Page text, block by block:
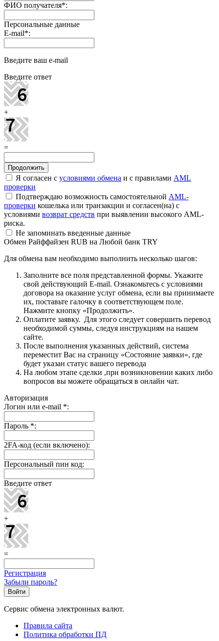
ФИО получателя*:
Персональные данные
E-mail*:
Введите ваш e-mail
Введите ответ
+
=
Я согласен с условиями обмена и с правилами AML
проверки
Подтверждаю возможность самостоятельной AML-
проверки кошелька или транзакции и согласен(на) с
условиями возврат средств при выявлении высокого AML-
риска.
Не запоминать введенные данные
Обмен Райффайзен RUB на Любой банк TRY
Для обмена вам необходимо выполнить несколько шагов:
Заполните все поля представленной формы. Укажите
свой действующий E-mail. Ознакомьтесь с условиями
договора на оказание услуг обмена, если вы принимаете
их, поставьте галочку в соответствующем поле.
Нажмите кнопку «Продолжить».
Оплатите заявку. Для этого следует совершить перевод
необходимой суммы, следуя инструкциям на нашем
сайте.
После выполнения указанных действий, система
переместит Вас на страницу «Состояние заявки», где
будет указан статус вашего перевода
На любом этапе сделки ,при возникновении каких либо
вопросов вы можете обращаться в онлайн чат.
Авторизация
Логин или e-mail *:
Пароль *:
2FA-код (если включено):
Персональный пин код:
Введите ответ
+
=
Регистрация
Забыли пароль?
Сервис обмена электронных валют.
Правила сайта
Политика обработки ПД